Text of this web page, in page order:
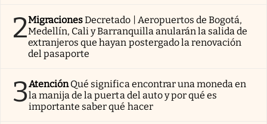
2MigracionesDecretado | Aeropuertos de Bogotá,
Medellín, Cali y Barranquilla anularán la salida de
extranjeros que hayan postergado la renovación
del pasaporte
3AtenciónQué significa encontrar una moneda en
la manija de la puerta del auto y por qué es
importante saber qué hacer